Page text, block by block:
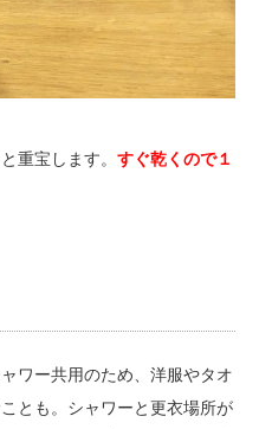
重宝します。 すぐ乾くので１
ワー共用のため、洋服やタオ
とも。シャワーと更衣場所が